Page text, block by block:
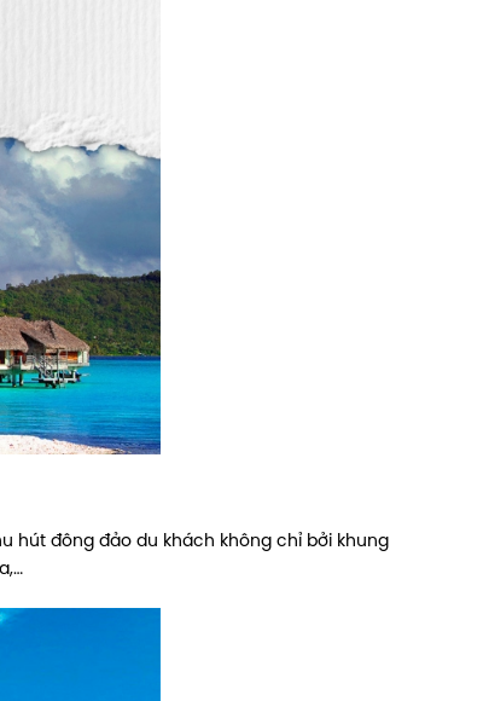
hút đông đảo du khách không chỉ bởi khung